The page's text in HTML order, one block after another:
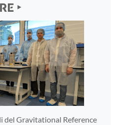
‣
del Gravitational Reference